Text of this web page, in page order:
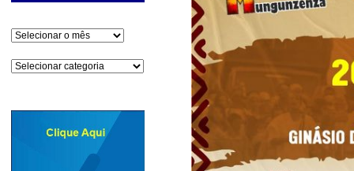
Arquivos
Categorias